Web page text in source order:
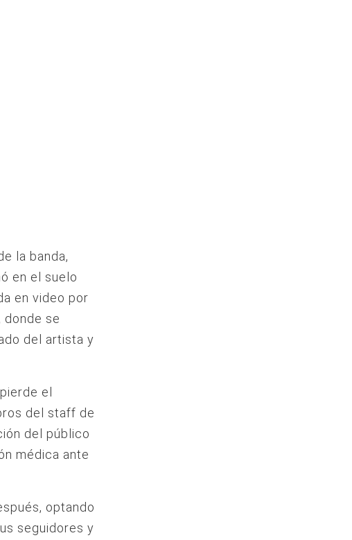
la banda,
en el suelo
en video por
donde se
del artista y
el
del staff de
del público
médica ante
optando
seguidores y